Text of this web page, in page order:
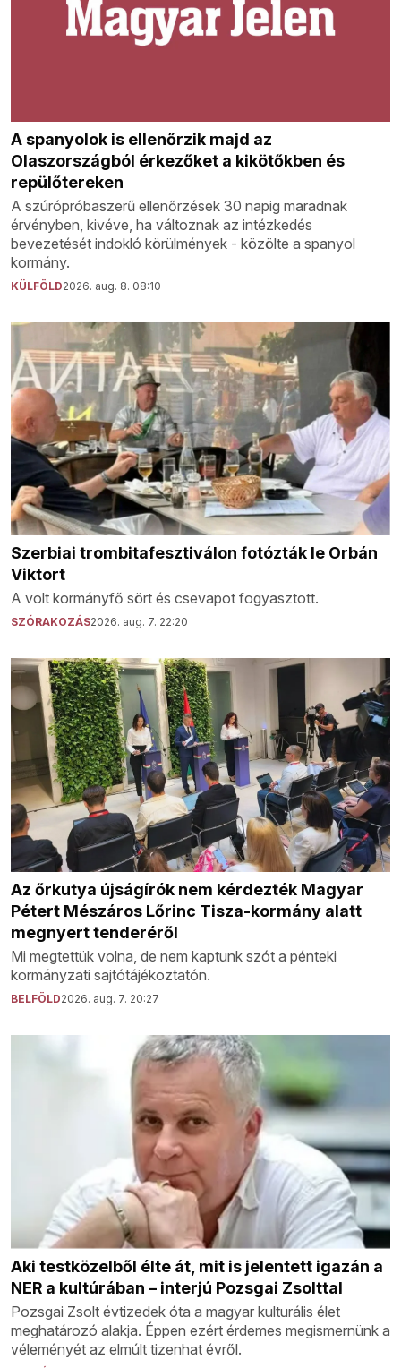
A spanyolok is ellenőrzik majd az
Olaszországból érkezőket a kikötőkben és
repülőtereken
A szúrópróbaszerű ellenőrzések 30 napig maradnak
érvényben, kivéve, ha változnak az intézkedés
bevezetését indokló körülmények - közölte a spanyol
kormány.
KÜLFÖLD2026. aug. 8. 08:10
Szerbiai trombitafesztiválon fotózták le Orbán
Viktort
A volt kormányfő sört és csevapot fogyasztott.
SZÓRAKOZÁS2026. aug. 7. 22:20
Az őrkutya újságírók nem kérdezték Magyar
Pétert Mészáros Lőrinc Tisza-kormány alatt
megnyert tenderéről
Mi megtettük volna, de nem kaptunk szót a pénteki
kormányzati sajtótájékoztatón.
BELFÖLD2026. aug. 7. 20:27
Aki testközelből élte át, mit is jelentett igazán a
NER a kultúrában – interjú Pozsgai Zsolttal
Pozsgai Zsolt évtizedek óta a magyar kulturális élet
meghatározó alakja. Éppen ezért érdemes megismernünk a
véleményét az elmúlt tizenhat évről.